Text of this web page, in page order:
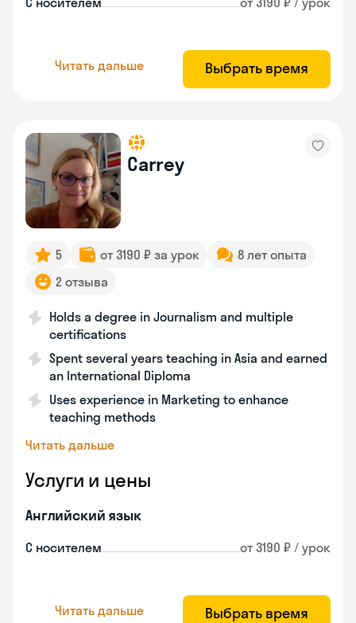
Читать дальше Выбрать время
Carrey
5 от 3190 ₽ за урок
8 лет опыта
2 отзыва
Holds a degree in Journalism and multiple
certifications
Spent several years teaching in Asia and earned
an International Diploma
Uses experience in Marketing to enhance
teaching methods
Читать дальше
Услуги и цены
Английский язык
С носителем от 3190 ₽ / урок
Читать дальше Выбрать время